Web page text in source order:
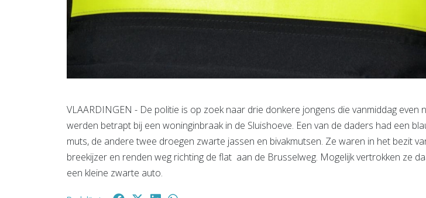
VLAARDINGEN - De politie is op zoek naar drie donkere jongens die vanmiddag even
werden betrapt bij een woninginbraak in de Sluishoeve. Een van de daders had een
muts, de andere twee droegen zwarte jassen en bivakmutsen. Ze waren in het bezit
breekijzer en renden weg richting de flat aan de Brusselweg. Mogelijk vertrokken ze
een kleine zwarte auto.